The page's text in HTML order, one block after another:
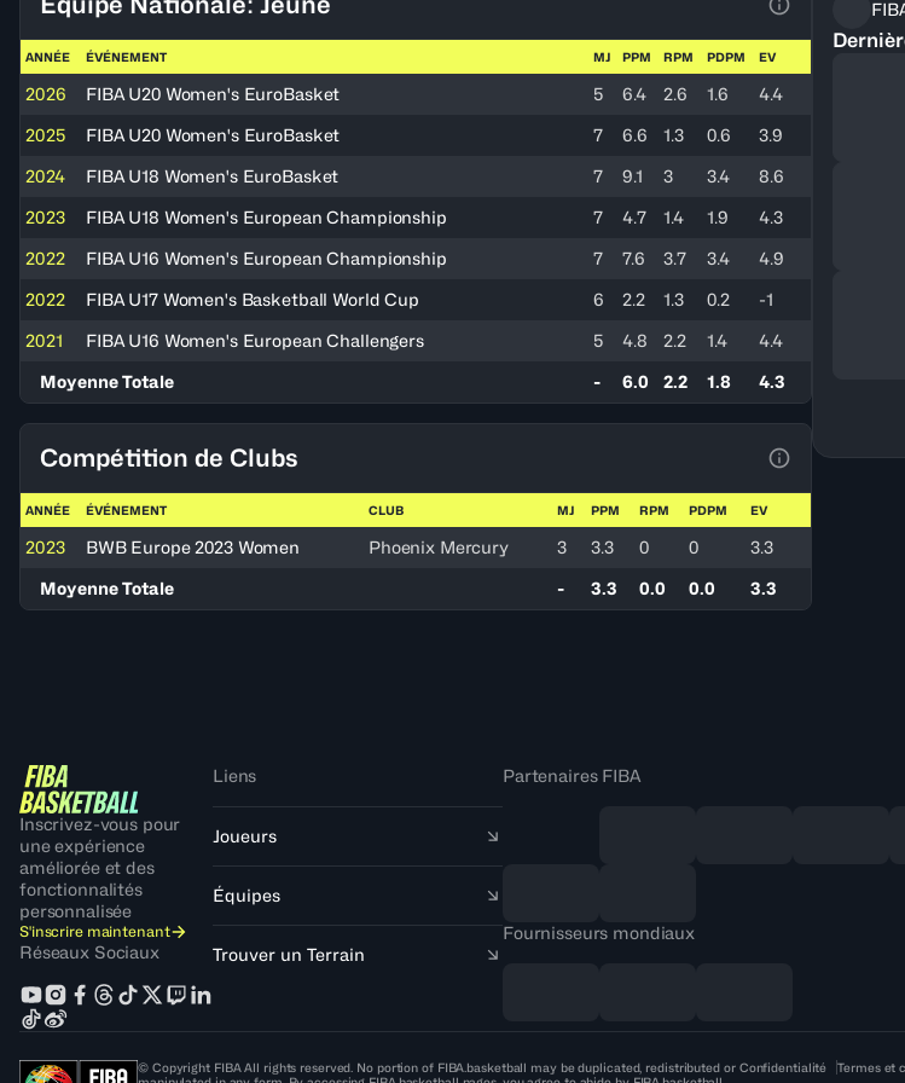
Voir la
ANNÉE ÉVÉNEMENT MJ PPM RPM PDPM EV
2026 FIBA U20 Women's EuroBasket 5 6.4 2.6 1.6
4.4
2025
FIBA U20 Women's EuroBasket 7 6.6 1.3 0.6
3.9
2024
FIBA U18 Women's EuroBasket 7 9.1 3 3.4
8.6
2023
FIBA U18 Women's European Championship 7 4.7 1.4 1.9
4.3
2022
FIBA U16 Women's European Championship 7 7.6 3.7 3.4
4.9
2022
FIBA U17 Women's Basketball World Cup 6 2.2 1.3 0.2
-1
2021
FIBA U16 Women's European Challengers 5 4.8 2.2 1.4
4.4
Moyenne Totale
- 6.0 2.2 1.8 4.3
Compétition de Clubs
ANNÉE ÉVÉNEMENT CLUB MJ PPM RPM PDPM EV
2023 BWB Europe 2023 Women Phoenix Mercury 3 3.3 0 0
3.3
Moyenne Totale
- 3.3 0.0 0.0 3.3
Inscrivez-vous pour
une expérience
améliorée et des
fonctionnalités
personnalisée
S'inscrire maintenant
Réseaux Sociaux
Liens
Joueurs
Équipes
Trouver un Terrain
Partenaires FIBA
Fournisseurs mondiaux
© Copyright FIBA All rights reserved. No portion of FIBA.basketball may be duplicated, redistributed or Confidentialité Termes et